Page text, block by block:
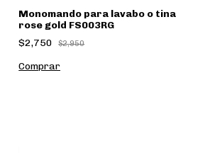
Monomando para lavabo o tina
rose gold FS003RG
$2,750
$2,950